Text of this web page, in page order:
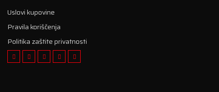
Uslovi kupovine
Pravila koriščenja
Politika zaštite privatnosti